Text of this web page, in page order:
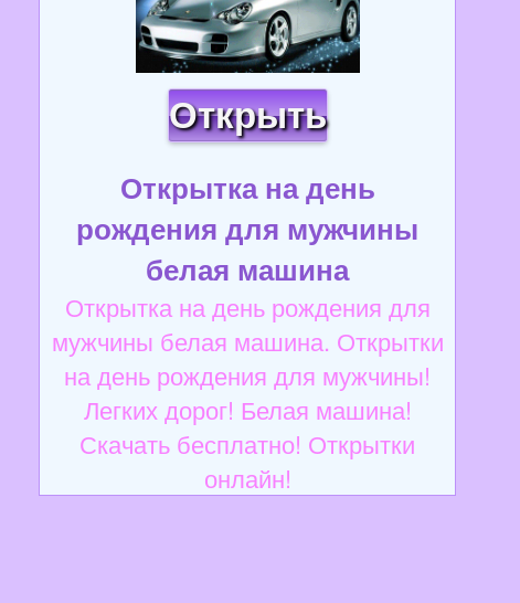
Открыть
Открытка на день
рождения для мужчины
белая машина
Открытка на день рождения для
мужчины белая машина. Открытки
на день рождения для мужчины!
Легких дорог! Белая машина!
Скачать бесплатно! Открытки
онлайн!